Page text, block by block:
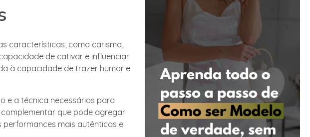
características, como carisma,
de cativar e influenciar
à capacidade de trazer humor e
e a técnica necessários para
que pode agregar
mais autênticas e